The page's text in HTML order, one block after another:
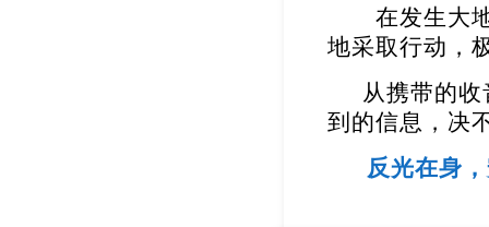
在发生大地
地采取行动，
从携带的
到的信息，决
反光在身